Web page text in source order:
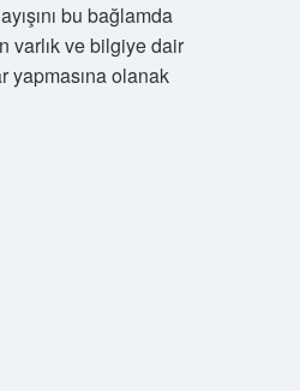
bu bağlamda
varlık ve bilgiye dair
yapmasına olanak